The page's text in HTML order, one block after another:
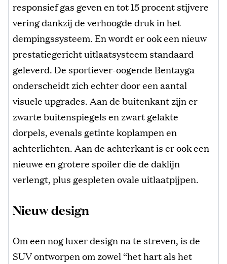
responsief gas geven en tot 15 procent stijvere
vering dankzij de verhoogde druk in het
dempingssysteem. En wordt er ook een nieuw
prestatiegericht uitlaatsysteem standaard
geleverd. De sportiever-oogende Bentayga
onderscheidt zich echter door een aantal
visuele upgrades. Aan de buitenkant zijn er
zwarte buitenspiegels en zwart gelakte
dorpels, evenals getinte koplampen en
achterlichten. Aan de achterkant is er ook een
nieuwe en grotere spoiler die de daklijn
verlengt, plus gespleten ovale uitlaatpijpen.
Nieuw design
Om een nog luxer design na te streven, is de
SUV ontworpen om zowel “het hart als het